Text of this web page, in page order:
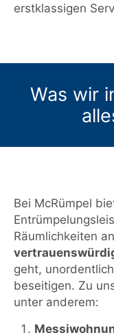
erstklassigen
Was wir
Bei McRümpel
Räumlichkeiten
geht,
beseitigen. Zu
unter anderem: